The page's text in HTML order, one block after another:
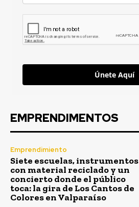
Únete Aquí
EMPRENDIMENTOS
Emprendimiento
Siete escuelas, instrumentos
con material reciclado y un
concierto donde el público
toca: la gira de Los Cantos de
Colores en Valparaíso